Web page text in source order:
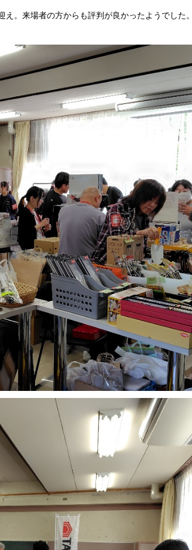
。来場者の方からも評判が良かったようでした。